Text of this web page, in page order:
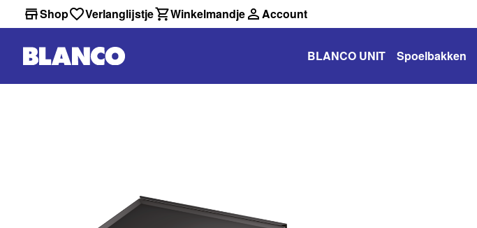
Shop Verlanglijstje Winkelmandje Account
BLANCO UNIT Spoelbakken